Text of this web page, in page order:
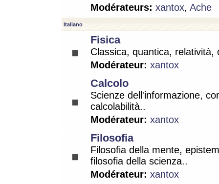
Modérateurs: xantox, Ache
Italiano
Fisica
Classica, quantica, relatività,
Modérateur: xantox
Calcolo
Scienze dell'informazione,
calcolabilità..
Modérateur: xantox
Filosofia
Filosofia della mente,
filosofia della scienza..
Modérateur: xantox